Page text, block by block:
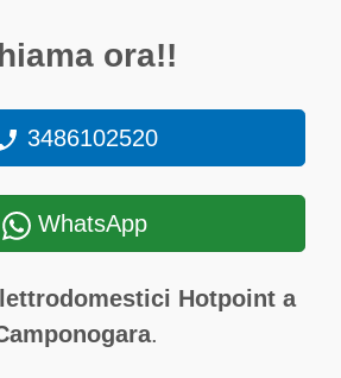
ora!!
3486102520
WhatsApp
Hotpoint a
.